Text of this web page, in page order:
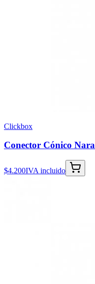
Clickbox
Conector Cónico
$4.200IVA incluido